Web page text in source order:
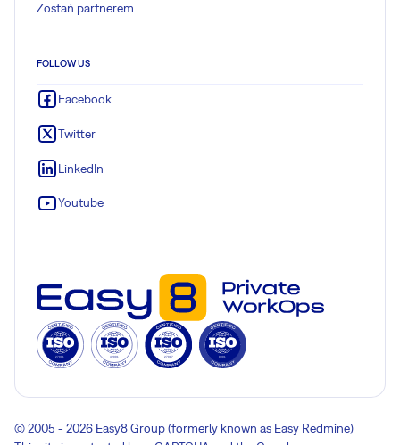
Zostań partnerem
FOLLOW US
Facebook
Twitter
LinkedIn
Youtube
© 2005 - 2026 Easy8 Group (formerly known as Easy Redmine)